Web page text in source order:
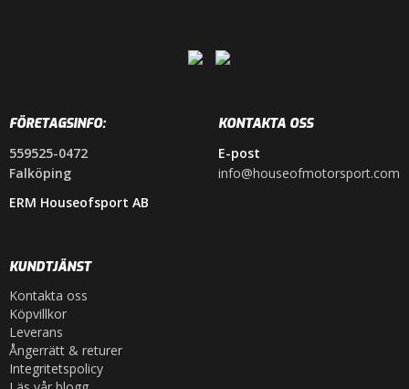
FÖRETAGSINFO:
559525-0472
Falköping
ERM Houseofsport AB
KONTAKTA OSS
E-post
info@houseofmotorsport.com
KUNDTJÄNST
Kontakta oss
Köpvillkor
Leverans
Ångerrätt & returer
Integritetspolicy